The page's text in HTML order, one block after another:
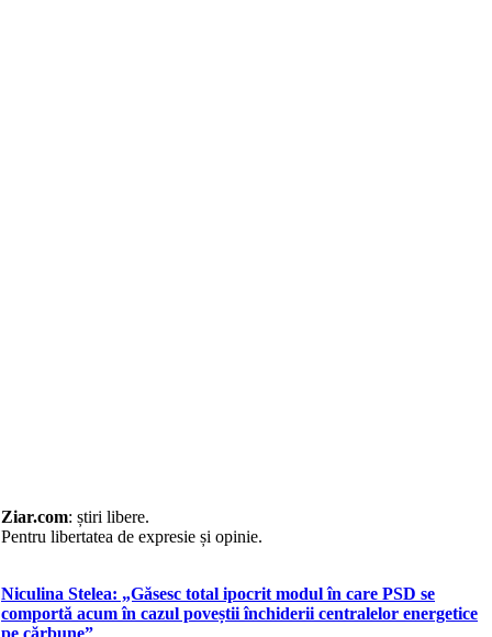
Ziar.com: știri libere.
Pentru libertatea de expresie și opinie.
Niculina Stelea: „Găsesc total ipocrit modul în care PSD se
comportă acum în cazul poveștii închiderii centralelor energetice
pe cărbune”